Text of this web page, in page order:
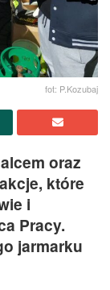
fot: P.Kozubaj
oraz
które
i
Pracy.
jarmarku